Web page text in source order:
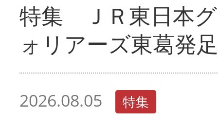
特集 ＪＲ東日本
ォリアーズ東葛発足
2026.08.05 特集